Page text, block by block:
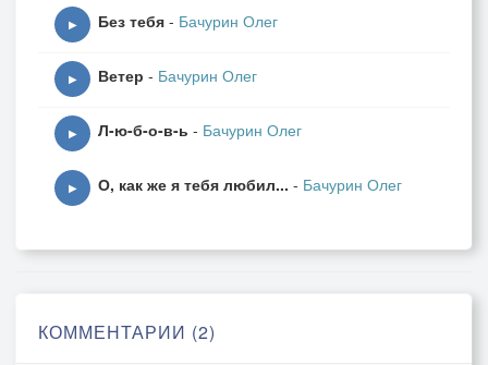
Без страха смотрим в глаза столетий,
▶ Без тебя - Бачурин Олег
▶ Ветер - Бачурин Олег
▶ Л-ю-б-о-в-ь - Бачурин Олег
▶ О, как же я тебя любил... - Бачурин Олег
КОММЕНТАРИИ (2)